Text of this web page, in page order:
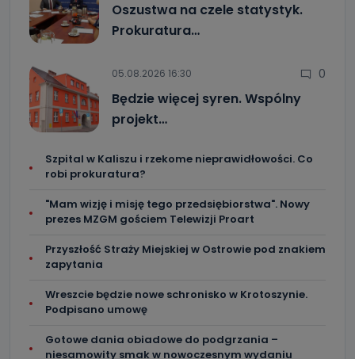
Oszustwa na czele statystyk.
Prokuratura…
05.08.2026 16:30 0
Będzie więcej syren. Wspólny
projekt…
Szpital w Kaliszu i rzekome nieprawidłowości. Co
robi prokuratura?
"Mam wizję i misję tego przedsiębiorstwa". Nowy
prezes MZGM gościem Telewizji Proart
Przyszłość Straży Miejskiej w Ostrowie pod znakiem
zapytania
Wreszcie będzie nowe schronisko w Krotoszynie.
Podpisano umowę
Gotowe dania obiadowe do podgrzania –
niesamowity smak w nowoczesnym wydaniu